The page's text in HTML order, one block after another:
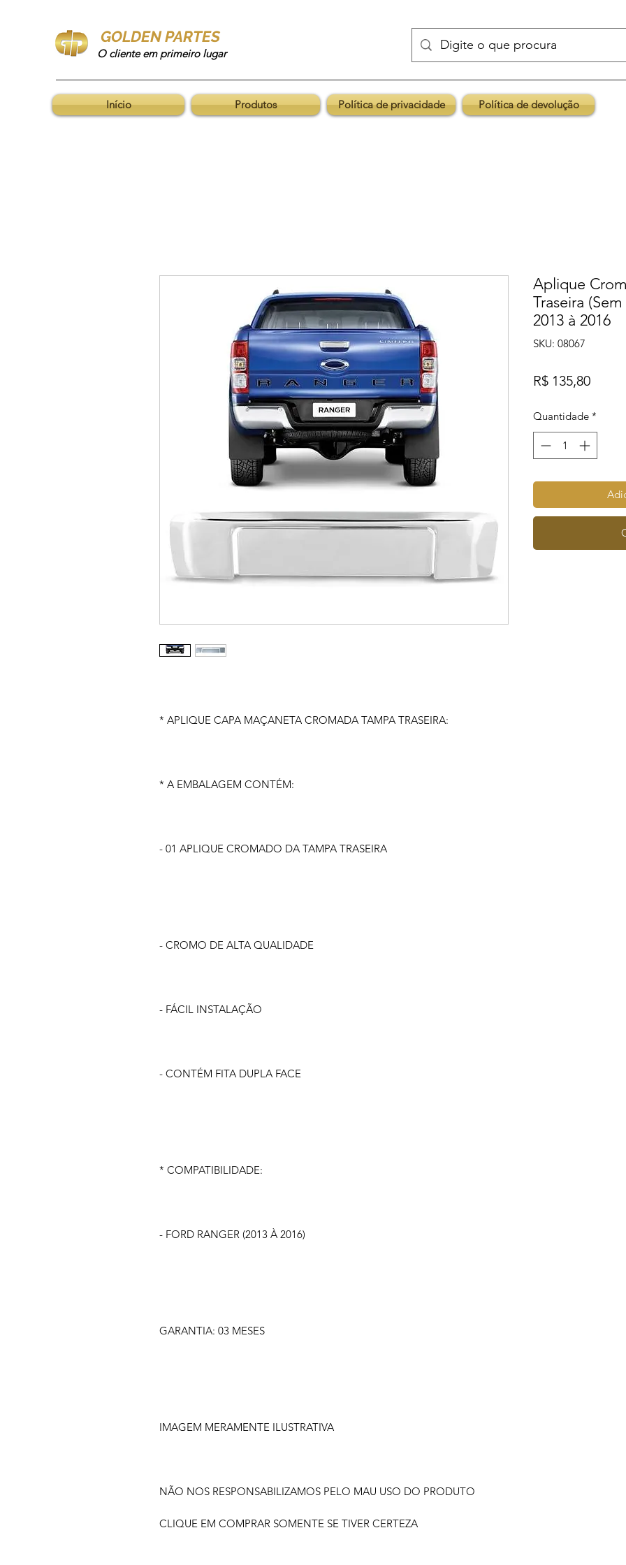
GOLDEN PARTES
O cliente em primeiro lugar
Início Produtos Política de privacidade Política de devolução
* APLIQUE CAPA MAÇANETA CROMADA TAMPA TRASEIRA:
* A EMBALAGEM CONTÉM:
- 01 APLIQUE CROMADO DA TAMPA TRASEIRA
- CROMO DE ALTA QUALIDADE
- FÁCIL INSTALAÇÃO
- CONTÉM FITA DUPLA FACE
* COMPATIBILIDADE:
- FORD RANGER (2013 À 2016)
GARANTIA: 03 MESES
IMAGEM MERAMENTE ILUSTRATIVA
NÃO NOS RESPONSABILIZAMOS PELO MAU USO DO PRODUTO
CLIQUE EM COMPRAR SOMENTE SE TIVER CERTEZA
Aplique
Traseira
2013 à 2016
SKU: 08067
R$ 135,80Preço
Quantidade *